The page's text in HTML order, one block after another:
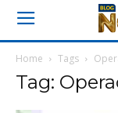
Home Tags
Tag: